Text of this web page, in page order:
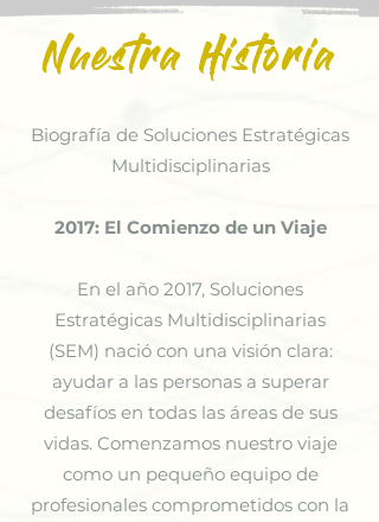
Nuestra Historia
Biografía de Soluciones Estratégicas
Multidisciplinarias
2017: El Comienzo de un Viaje
En el año 2017, Soluciones
Estratégicas Multidisciplinarias
(SEM) nació con una visión clara:
ayudar a las personas a superar
desafíos en todas las áreas de sus
vidas. Comenzamos nuestro viaje
como un pequeño equipo de
profesionales comprometidos con la